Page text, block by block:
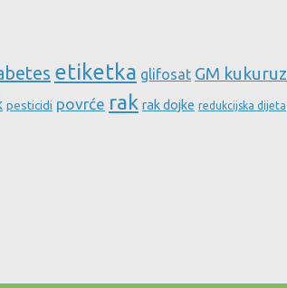
etiketka glifosat GM kukuruz
pesticidi povrće rak rak dojke redukcijska dijeta